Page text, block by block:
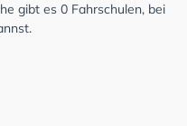
gibt es 0 Fahrschulen, bei